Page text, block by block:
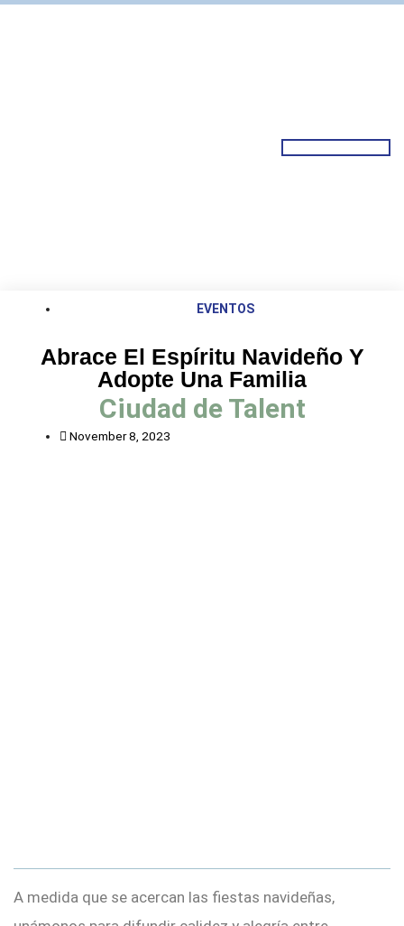
EVENTOS
Abrace El Espíritu Navideño Y
Adopte Una Familia
Ciudad de Talent
November 8, 2023
A medida que se acercan las fiestas navideñas,